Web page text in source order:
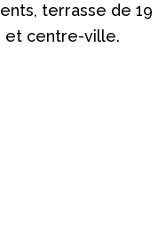
terrasse de 19
et centre-ville.